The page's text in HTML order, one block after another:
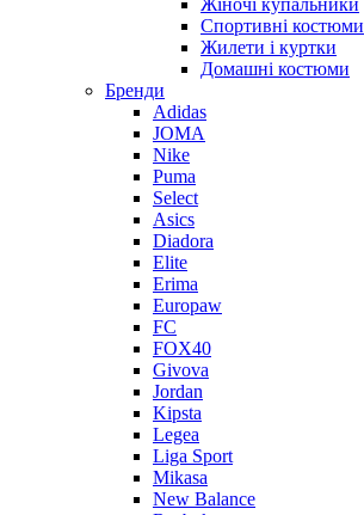
Жіночі купальники
Спортивні костюми
Жилети і куртки
Домашні костюми
Бренди
Adidas
JOMA
Nike
Puma
Select
Asics
Diadora
Elite
Erima
Europaw
FC
FOX40
Givova
Jordan
Kipsta
Legea
Liga Sport
Mikasa
New Balance